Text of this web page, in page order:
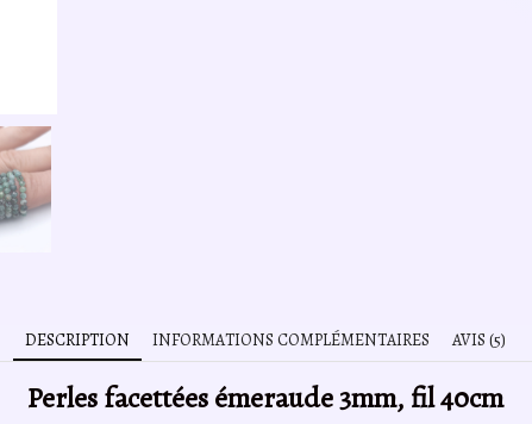
DESCRIPTION INFORMATIONS COMPLÉMENTAIRES AVIS (5)
Perles facettées émeraude 3mm, fil 40cm